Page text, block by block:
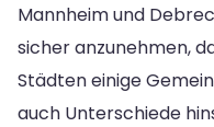
Mannheim und
sicher anzunehmen,
Städten einige
auch Unterschiede